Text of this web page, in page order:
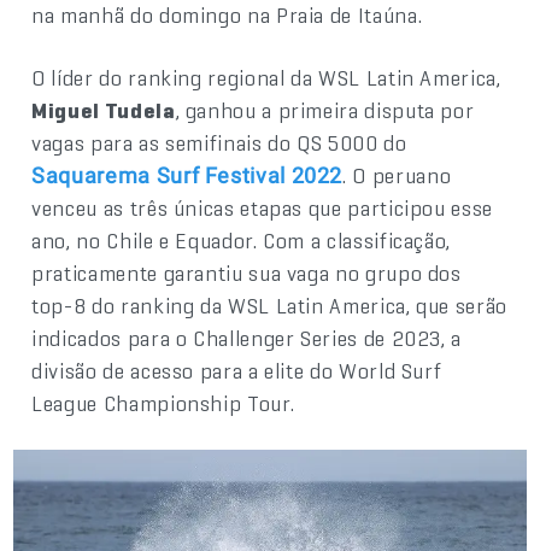
na manhã do domingo na Praia de Itaúna.
O líder do ranking regional da WSL Latin America,
Miguel Tudela, ganhou a primeira disputa por
vagas para as semifinais do QS 5000 do
Saquarema Surf Festival 2022. O peruano
venceu as três únicas etapas que participou esse
ano, no Chile e Equador. Com a classificação,
praticamente garantiu sua vaga no grupo dos
top-8 do ranking da WSL Latin America, que serão
indicados para o Challenger Series de 2023, a
divisão de acesso para a elite do World Surf
League Championship Tour.